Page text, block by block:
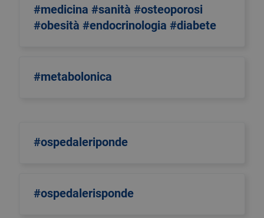
#medicina #sanità #osteoporosi
#obesità #endocrinologia #diabete
#metabolonica
#ospedaleriponde
#ospedalerisponde